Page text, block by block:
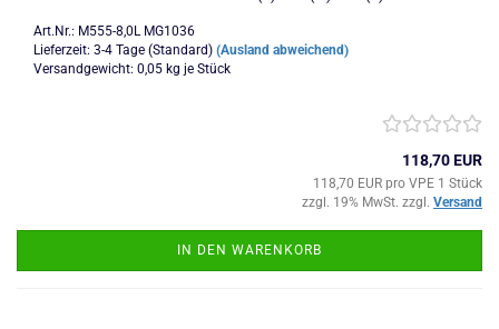
Art.Nr.: M555-8,0L MG1036
Lieferzeit: 3-4 Tage (Standard) (Ausland abweichend)
Versandgewicht: 0,05 kg je Stück
118,70 EUR
118,70 EUR pro VPE 1 Stück
zzgl. 19% MwSt. zzgl. Versand
IN DEN WARENKORB